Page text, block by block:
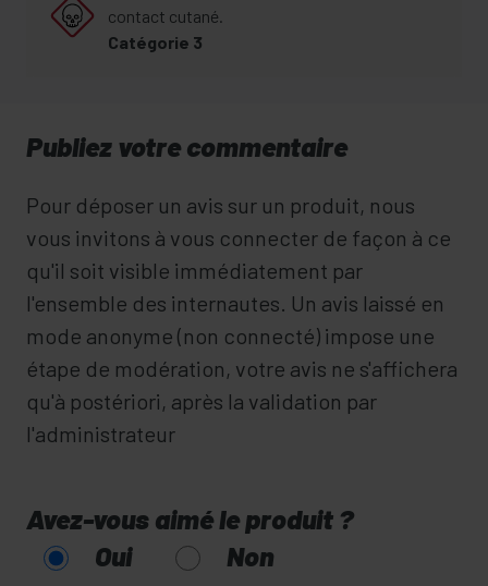
contact cutané.
Catégorie 3
Publiez votre commentaire
Pour déposer un avis sur un produit, nous
vous invitons à vous connecter de façon à ce
qu'il soit visible immédiatement par
l'ensemble des internautes. Un avis laissé en
mode anonyme (non connecté) impose une
étape de modération, votre avis ne s'affichera
qu'à postériori, après la validation par
l'administrateur
Avez-vous aimé le produit ?
Oui
Non